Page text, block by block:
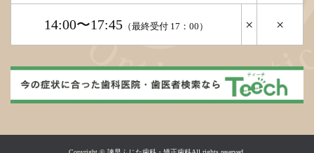
14:00〜17:45 （最終受付 17：00） × ×